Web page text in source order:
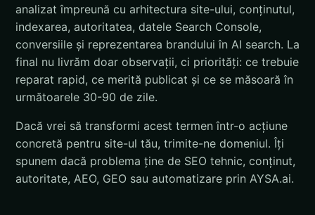
analizat împreună cu arhitectura site-ului, conținutul,
indexarea, autoritatea, datele Search Console,
conversiile și reprezentarea brandului în AI search. La
final nu livrăm doar observații, ci priorități: ce trebuie
reparat rapid, ce merită publicat și ce se măsoară în
următoarele 30-90 de zile.
Dacă vrei să transformi acest termen într-o acțiune
concretă pentru site-ul tău, trimite-ne domeniul. Îți
spunem dacă problema ține de SEO tehnic, conținut,
autoritate, AEO, GEO sau automatizare prin AYSA.ai.